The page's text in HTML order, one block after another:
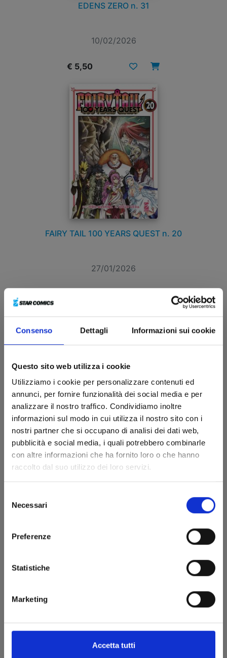
Consenso Dettagli Informazioni sui cookie
Questo sito web utilizza i cookie
Utilizziamo i cookie per personalizzare contenuti ed
annunci, per fornire funzionalità dei social media e per
analizzare il nostro traffico. Condividiamo inoltre
informazioni sul modo in cui utilizza il nostro sito con i
nostri partner che si occupano di analisi dei dati web,
pubblicità e social media, i quali potrebbero combinarle
con altre informazioni che ha fornito loro o che hanno
raccolto dal suo utilizzo dei loro servizi.
delNecessari
Preferenze
Statistiche
Marketing
Accetta tutti
EDENS ZERO n. 31
10/02/2026
€ 5,50
FAIRY TAIL 100 YEARS QUEST n. 20
27/01/2026
n. 27